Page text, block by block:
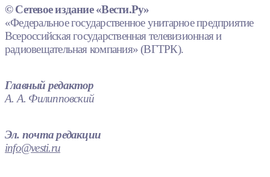
© Сетевое издание «Вести.Ру»
«Федеральное государственное унитарное предприятие
Всероссийская государственная телевизионная и
радиовещательная компания» (ВГТРК).
Главный редактор
А. А. Филипповский
Эл. почта редакции
info@vesti.ru